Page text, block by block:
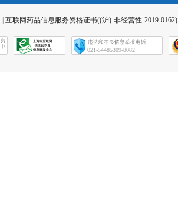
互联网药品信息服务资格证书((沪)-非经营性-2019-0162)
021-54485309-8082